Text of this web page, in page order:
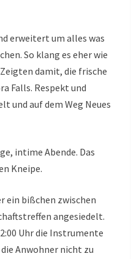
erweitert um alles was
So klang es eher wie
damit, die frische
Falls. Respekt und
und auf dem Weg Neues
intime Abende. Das
Kneipe.
ein bißchen zwischen
angesiedelt.
Uhr die Instrumente
Anwohner nicht zu